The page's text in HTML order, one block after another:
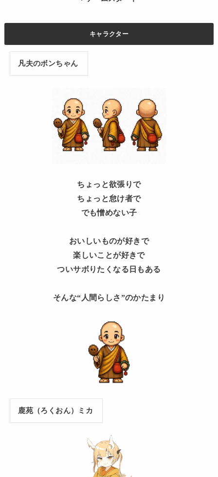
キャラクター
凡夫のボンちゃん
ちょっと欲張りで
ちょっと怠け者で
でも憎めない子
おいしいものが好きで
楽しいことが好きで
ついサボりたくなる日もある
そんな“人間らしさ”のかたまり
鹿苑（ろくおん）ミカ